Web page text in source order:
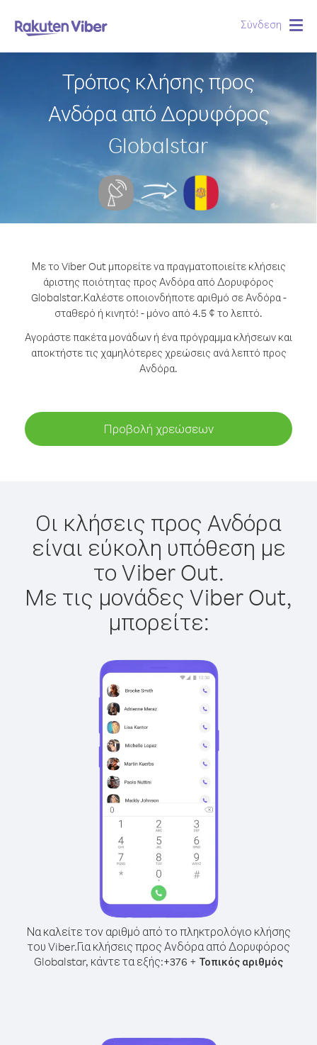
Σύνδεση
Τρόπος κλήσης προς
Ανδόρα από Δορυφόρος
Globalstar
Με το Viber Out μπορείτε να πραγματοποιείτε κλήσεις
άριστης ποιότητας προς Ανδόρα από Δορυφόρος
Globalstar.Καλέστε οποιονδήποτε αριθμό σε Ανδόρα -
σταθερό ή κινητό! - μόνο από 4.5 ¢ το λεπτό.
Αγοράστε πακέτα μονάδων ή ένα πρόγραμμα κλήσεων και
αποκτήστε τις χαμηλότερες χρεώσεις ανά λεπτό προς
Ανδόρα.
Προβολή χρεώσεων
Οι κλήσεις προς Ανδόρα
είναι εύκολη υπόθεση με
το Viber Out.
Με τις μονάδες Viber Out,
μπορείτε:
Να καλείτε τον αριθμό από το πληκτρολόγιο κλήσης
του Viber.Για κλήσεις προς Ανδόρα από Δορυφόρος
Globalstar, κάντε τα εξής:+376 + Τοπικός αριθμός